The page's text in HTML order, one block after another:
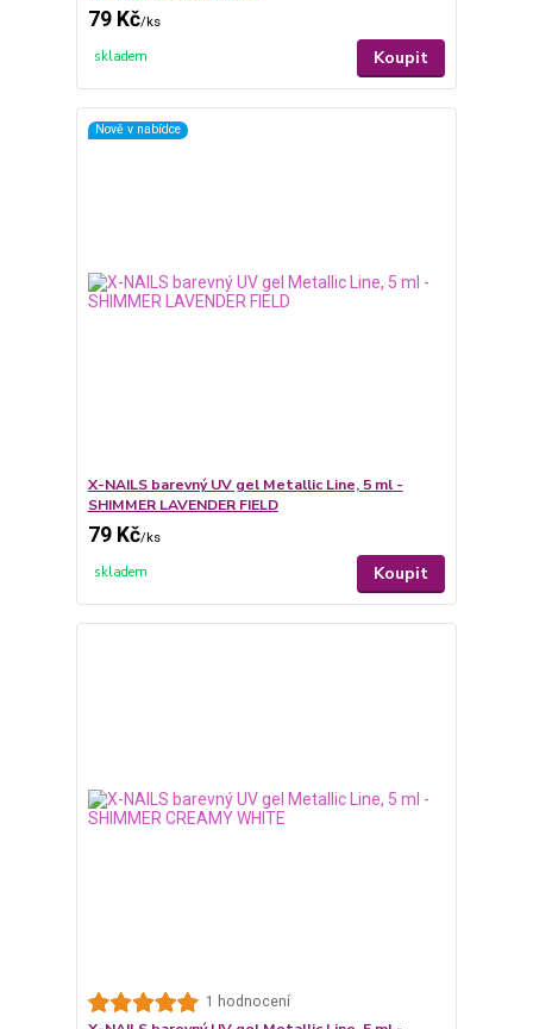
79 Kč/ks
skladem Koupit
Nově v nabídce
X-NAILS barevný UV gel Metallic Line, 5 ml -
SHIMMER LAVENDER FIELD
79 Kč/ks
skladem Koupit
1 hodnocení